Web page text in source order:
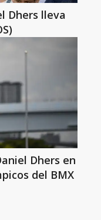
Dhers lleva
Dhers en
del BMX